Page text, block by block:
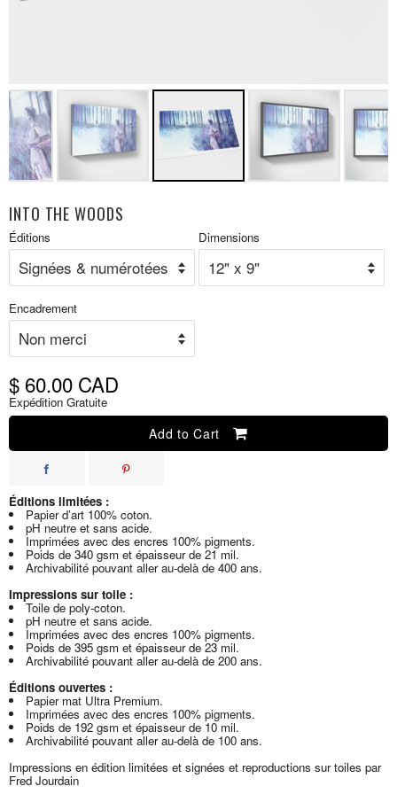
INTO THE WOODS
Prix
réduit
Éditions Dimensions
Encadrement
$ 60.00 CAD
Expédition Gratuite
Add to Cart
Éditions limitées :
Papier d’art 100% coton.
pH neutre et sans acide.
Imprimées avec des encres 100% pigments.
Poids de 340 gsm et épaisseur de 21 mil.
Archivabilité pouvant aller au-delà de 400 ans.
Impressions sur toile :
Toile de poly-coton.
pH neutre et sans acide.
Imprimées avec des encres 100% pigments.
Poids de 395 gsm et épaisseur de 23 mil.
Archivabilité pouvant aller au-delà de 200 ans.
Éditions ouvertes :
Papier mat Ultra Premium.
Imprimées avec des encres 100% pigments.
Poids de 192 gsm et épaisseur de 10 mil.
Archivabilité pouvant aller au-delà de 100 ans.
Impressions en édition limitées et signées et reproductions sur toiles par
Fred Jourdain